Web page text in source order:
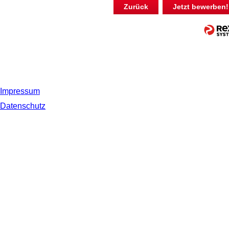
Zurück Jetzt bewerben!
Impressum
Datenschutz